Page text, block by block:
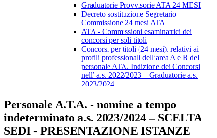
Graduatorie Provvisorie ATA 24 MESI
Decreto sostituzione Segretario
Commissione 24 mesi ATA
ATA - Commissioni esaminatrici dei
concorsi per soli titoli
Concorsi per titoli (24 mesi), relativi ai
profili professionali dell’area A e B del
personale ATA. Indizione dei Concorsi
nell’ a.s. 2022/2023 – Graduatorie a.s.
2023/2024
Personale A.T.A. - nomine a tempo
indeterminato a.s. 2023/2024 – SCELTA
SEDI - PRESENTAZIONE ISTANZE